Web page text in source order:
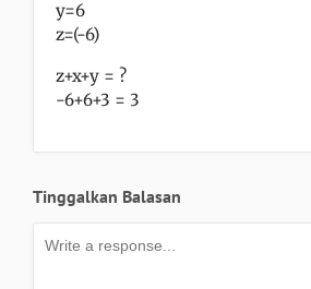
y=6
z=(-6)
z+x+y = ?
-6+6+3 = 3
Tinggalkan Balasan